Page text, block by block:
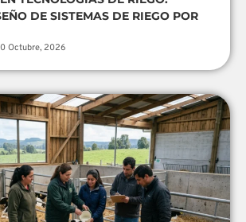
DE SISTEMAS DE RIEGO POR
Octubre, 2026